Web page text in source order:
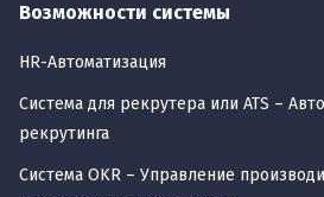
Возможности системы
HR-Автоматизация
Cистема для рекрутера или ATS –
рекрутинга
Система OKR – Управление